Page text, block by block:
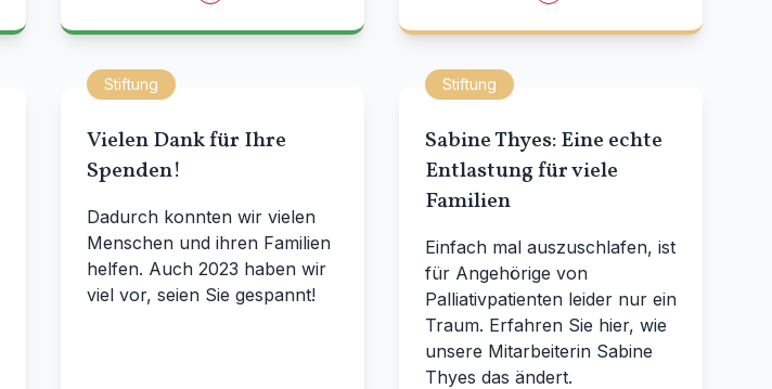
Stiftung
Vielen Dank für Ihre
Spenden!
Dadurch konnten wir vielen
Menschen und ihren Familien
helfen. Auch 2023 haben wir
viel vor, seien Sie gespannt!
Stiftung
Sabine Thyes: Eine echte
Entlastung für viele
Familien
Einfach mal auszuschlafen, ist
für Angehörige von
Palliativpatienten leider nur ein
Traum. Erfahren Sie hier, wie
unsere Mitarbeiterin Sabine
Thyes das ändert.